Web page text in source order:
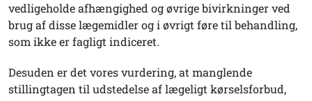
vedligeholde afhængighed og øvrige bivirkninger ved
brug af disse lægemidler og i øvrigt føre til behandling,
som ikke er fagligt indiceret.
Desuden er det vores vurdering, at manglende
stillingtagen til udstedelse af lægeligt kørselsforbud,